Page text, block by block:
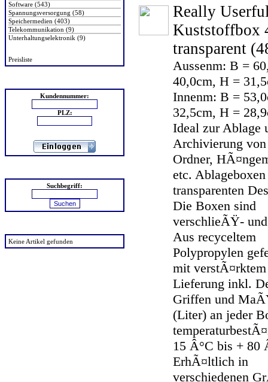
Software (543)
Spannungsversorgung (58)
Speichermedien (403)
Telekommunikation (9)
Unterhaltungselektronik (9)
Preisliste
Kundennummer:
PLZ:
Suchbegriff:
Keine Artikel gefunden
Really
Kuststoffbox
transparent
Aussenm: B =
40,0cm, H =
Innenm: B =
32,5cm, H =
Ideal zur Ablage
Archivierung von
Ordner,
etc.
transparenten
Die Boxen sind
verschlieÃŸ-
Aus recyceltem
Polypropylen
mit
Lieferung inkl.
Griffen und
(Liter) an jeder
15 Â°C bis + 80
ErhÃ¤ltlich in
verschiedenen